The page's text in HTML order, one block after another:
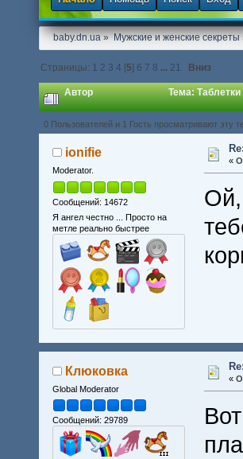
baby.dn.ua» Мужские и женские секреты
Страницы: 1 2 3 4 [5] 6 7 8 ... 21 Вниз
Автор Тема:
0 Пользователей и 1 Гость просматривают эту
ionifie
Moderator.
Сообщений: 14672
Я ангел честно ... Просто на
метле реально быстрее
«
Ой,
Клюковка
Global Moderator
Сообщений: 29789
«